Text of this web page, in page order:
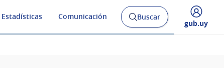
Comunicación
Abrir
buscador
Buscar
Desplegar
gub.uy